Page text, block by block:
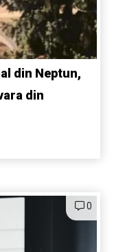
din Neptun,
din
0